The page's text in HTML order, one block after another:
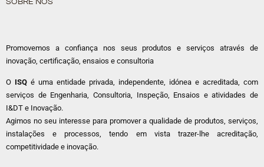
Promovemos a confiança nos seus produtos e serviços através de
inovação, certificação, ensaios e consultoria
O ISQ é uma entidade privada, independente, idónea e acreditada, com
serviços de Engenharia, Consultoria, Inspeção, Ensaios e atividades de
I&DT e Inovação.
Agimos no seu interesse para promover a qualidade de produtos, serviços,
instalações e processos, tendo em vista trazer-lhe acreditação,
competitividade e inovação.